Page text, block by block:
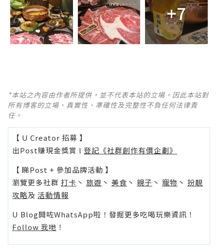
+7
*本站之內容由作者所提供，並不代表本站的立場。因此本站對
所有博客的立場、真實性、準確性及完整性不負任何法律責
任。
【 U Creator 招募 】
出Post賺現金獎賞 l 登記《社群創作有價企劃》
【 睇Post + 參加品牌活動 】
瀏覽更多社群 打卡 丶 旅遊 丶 美食 丶 親子 丶 寵物 丶 扮靚
攻略及 活動情報
U Blog開咗WhatsApp啦！發掘更多吃喝玩樂資訊！
Follow 我哋 ！